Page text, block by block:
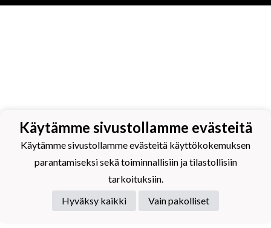
Käytämme sivustollamme evästeitä
Käytämme sivustollamme evästeitä käyttökokemuksen
parantamiseksi sekä toiminnallisiin ja tilastollisiin
tarkoituksiin.
Hyväksy kaikki
Vain pakolliset